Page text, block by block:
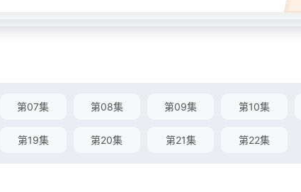
第07集 第08集 第09集 第10集
第19集 第20集 第21集 第22集